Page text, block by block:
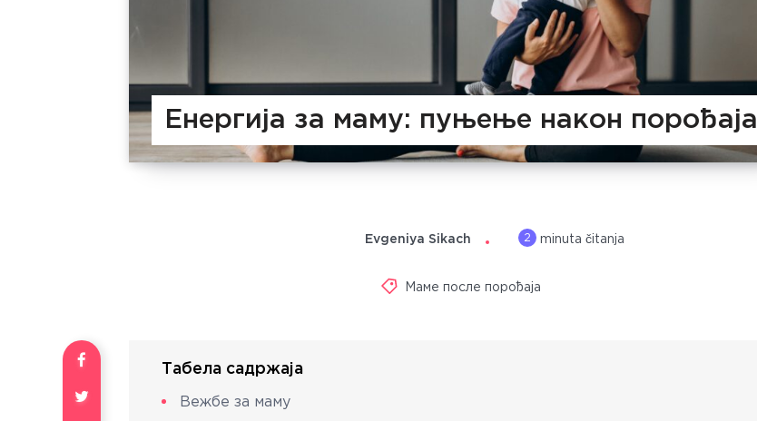
Енергија за маму: пуњење након порођаја
Evgeniya Sikach 2 minuta čitanja
Маме после порођаја
Табела садржаја
Вежбе за маму